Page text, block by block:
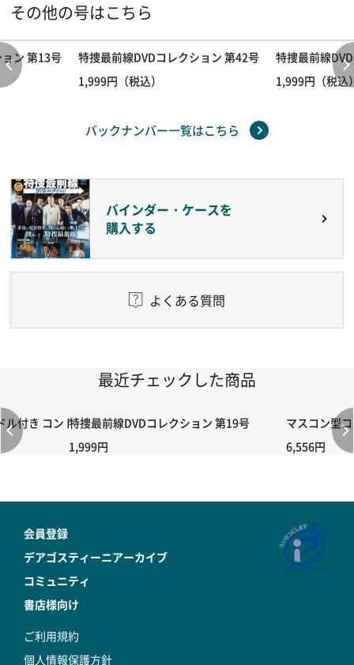
その他の号はこちら
ン 第13号
特捜最前線DVDコレクション 第42号
1,999円（税込）
特捜最前線
1,999円（税込
バックナンバー一覧はこちら
バインダー・ケースを
購入する
よくある質問
最近チェックした商品
付き コントローラー＆ポイント切り替えスイッチRC-02/C002 /
特捜最前線DVDコレクション 第19号
1,999円
マスコン型
6,556円
会員登録
デアゴスティーニアーカイブ
コミュニティ
書店様向け
ご利用規約
個人情報保護方針